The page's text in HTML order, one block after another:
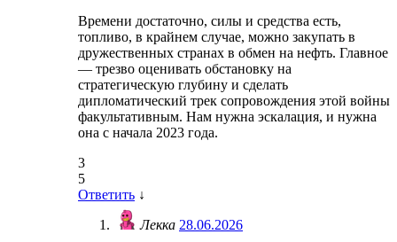
Времени достаточно, силы и средства есть,
топливо, в крайнем случае, можно закупать в
дружественных странах в обмен на нефть. Главное
— трезво оценивать обстановку на
стратегическую глубину и сделать
дипломатический трек сопровождения этой войны
факультативным. Нам нужна эскалация, и нужна
она с начала 2023 года.
3
5
Ответить ↓
Лекка 28.06.2026